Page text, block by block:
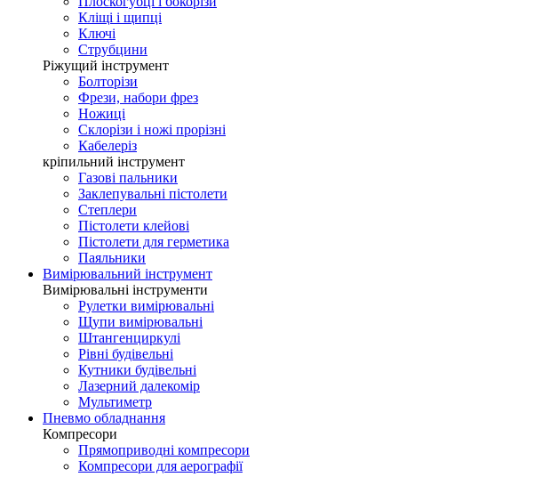
Кліщі і щипці
Ключі
Струбцини
Ріжущий інструмент
Болторізи
Фрези, набори фрез
Ножиці
Склорізи і ножі прорізні
Кабелеріз
кріпильний інструмент
Газові пальники
Заклепувальні пістолети
Степлери
Пістолети клейові
Пістолети для герметика
Паяльники
Вимірювальний інструмент
Вимірювальні інструменти
Рулетки вимірювальні
Щупи вимірювальні
Штангенциркулі
Рівні будівельні
Кутники будівельні
Лазерний далекомір
Мультиметр
Пневмо обладнання
Компресори
Прямоприводні компресори
Компресори для аерографії